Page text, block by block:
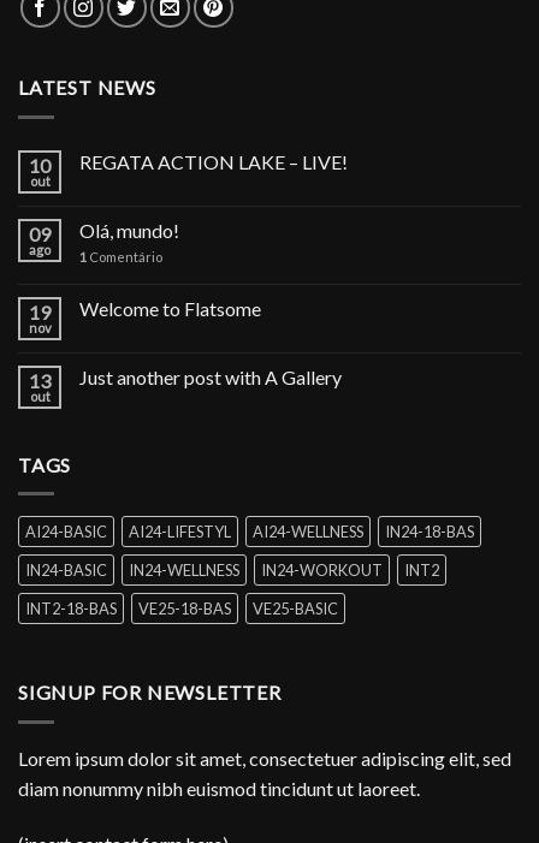
LATEST NEWS
10
out
REGATA ACTION LAKE – LIVE!
09
ago
Olá, mundo!
1 Comentário
19
nov
Welcome to Flatsome
13
out
Just another post with A Gallery
TAGS
AI24-BASIC AI24-LIFESTYL AI24-WELLNESS
IN24-18-BAS
IN24-BASIC
IN24-WELLNESS IN24-WORKOUT
INT2
INT2-18-BAS
VE25-18-BAS VE25-BASIC
SIGNUP FOR NEWSLETTER
Lorem ipsum dolor sit amet, consectetuer adipiscing elit, sed
diam nonummy nibh euismod tincidunt ut laoreet.